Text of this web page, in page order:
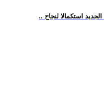
استكمالا لنجاح